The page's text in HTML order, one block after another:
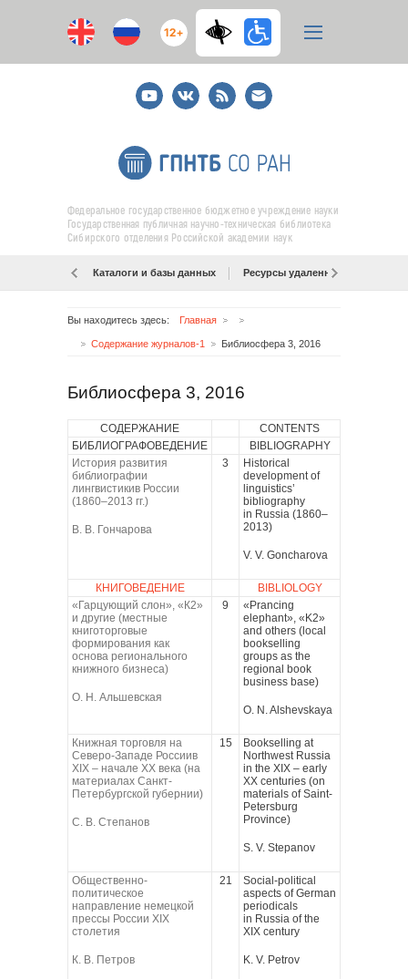
12+
YoutubeВКонтакте
RSS
E-
mail
подписка
Федеральное государственное бюджетное учреждение науки
Государственная публичная научно-техническая библиотека
Сибирского отделения Российской академии наук
Каталоги и базы данных Ресурсы удаленного доступа
Вы находитесь здесь: Главная
Содержание журналов-1 Библиосфера 3, 2016
Библиосфера 3, 2016
СОДЕРЖАНИЕ
CONTENTS
БИБЛИОГРАФОВЕДЕНИЕ
BIBLIOGRAPHY
История развития
библиографии
лингвистикив России
(1860–2013 гг.)
В. В. Гончарова
3
Historical
development of
linguistics’
bibliography
in Russia (1860–
2013)
V. V. Goncharova
КНИГОВЕДЕНИЕ
BIBLIOLOGY
«Гарцующий слон», «К2»
и другие (местные
книготорговые
формирования как
основа регионального
книжного бизнеса)
О. Н. Альшевская
9
«Prancing
elephant», «K2»
and others (local
bookselling
groups as the
regional book
business base)
O. N. Alshevskaya
Книжная торговля на
Северо-Западе Россиив
XIX – начале ХХ века (на
материалах Санкт-
Петербургской губернии)
С. В. Степанов
15
Bookselling at
Northwest Russia
in the XIX – early
XX centuries (on
materials of Saint-
Petersburg
Province)
S. V. Stepanov
Общественно-
политическое
направление немецкой
прессы России XIX
столетия
К. В. Петров
21
Social-political
aspects of German
periodicals
in Russia of the
XIX century
K. V. Petrov